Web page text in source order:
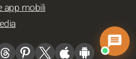
app mobili